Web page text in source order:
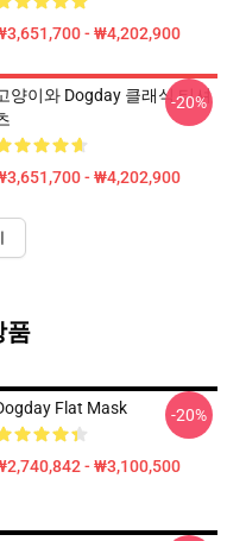
- ₩4,202,900
양이와 Dogday 클래식 티셔
- ₩4,202,900
-20%
품
Flat Mask
- ₩3,100,500
-20%